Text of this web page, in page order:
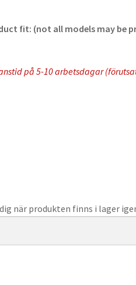
fit: (not all models may be
på 5-10 arbetsdagar
när produkten finns i lager